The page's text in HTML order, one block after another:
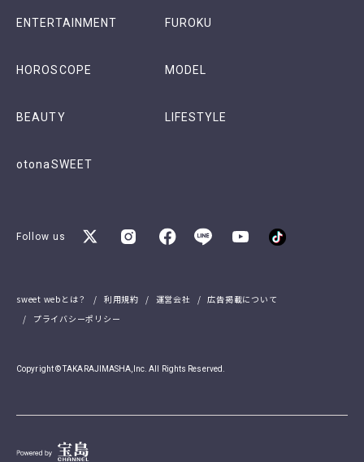
ENTERTAINMENT FUROKU
HOROSCOPE MODEL
BEAUTY LIFESTYLE
otonaSWEET
Follow us
sweet webとは？ 利用規約 運営会社
広告掲載について
プライバシーポリシー
Copyright © TAKARAJIMASHA,Inc. All Rights Reserved.